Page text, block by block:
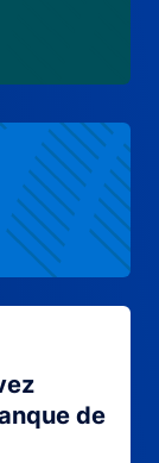
de